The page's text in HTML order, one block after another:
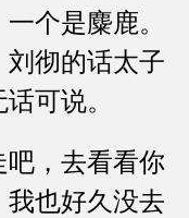
个是麋鹿。
彻的话太子
可说。
，去看看你
也好久没去